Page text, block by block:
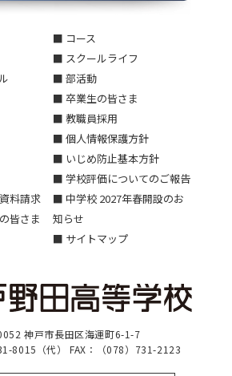
料請求
皆さま
■ コース
■ スクールライフ
■ 部活動
■ 卒業生の皆さま
■ 教職員採用
■ 個人情報保護方針
■ いじめ防止基本方針
■ 学校評価についてのご報告
■ 中学校 2027年春開設のお
知らせ
■ サイトマップ
神戸市長田区海運町6-1-7
8015（代） FAX：（078）731-2123